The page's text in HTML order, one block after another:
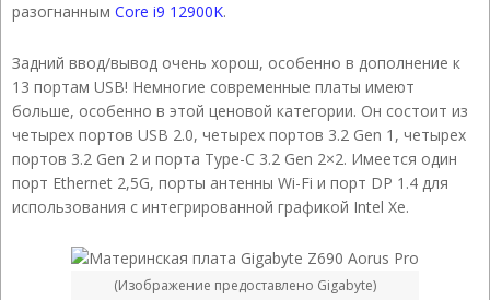
разогнанным Core i9 12900K.
Задний ввод/вывод очень хорош, особенно в дополнение к
13 портам USB! Немногие современные платы имеют
больше, особенно в этой ценовой категории. Он состоит из
четырех портов USB 2.0, четырех портов 3.2 Gen 1, четырех
портов 3.2 Gen 2 и порта Type-C 3.2 Gen 2×2. Имеется один
порт Ethernet 2,5G, порты антенны Wi-Fi и порт DP 1.4 для
использования с интегрированной графикой Intel Xe.
(Изображение предоставлено Gigabyte)